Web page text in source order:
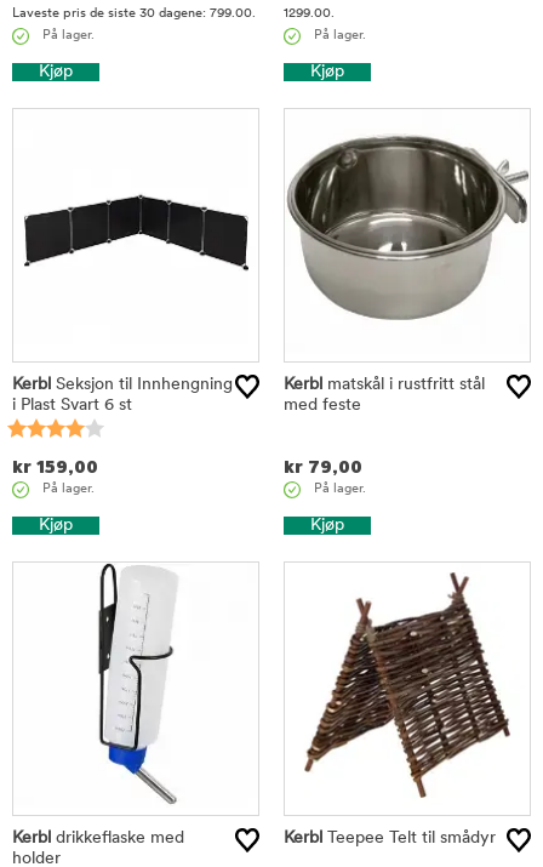
Laveste pris de siste 30 dagene: 799.00.
På lager.
Kjøp
1299.00.
På lager.
Kjøp
Kerbl Seksjon til Innhengning
i Plast Svart 6 st
kr 159,00
På lager.
Kjøp
Kerbl matskål i rustfritt stål
med feste
kr 79,00
På lager.
Kjøp
Kerbl drikkeflaske med
holder
Kerbl Teepee Telt til smådyr